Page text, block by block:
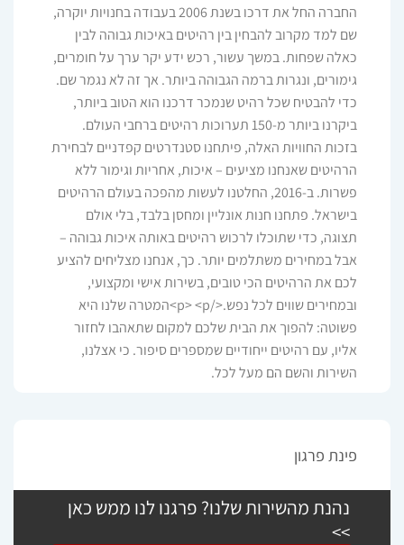
החברה החל את דרכו בשנת 2006 בעבודה בחנויות יוקרה,
שם למד מקרוב להבחין בין רהיטים באיכות גבוהה לבין
כאלה שפחות. במשך עשור, רכש ידע יקר ערך על חומרים,
גימורים, ונגרות ברמה הגבוהה ביותר. אך זה לא נגמר שם.
כדי להבטיח שכל רהיט שנמכר דרכנו הוא הטוב ביותר,
ביקרנו ביותר מ-150 תערוכות רהיטים ברחבי העולם.
בזכות החוויות האלה, פיתחנו סטנדרטים קפדניים לבחירת
הרהיטים שאנחנו מציעים – איכות, אחריות וגימור ללא
פשרות. ב-2016, החלטנו לעשות מהפכה בעולם הרהיטים
בישראל. פתחנו חנות אונליין ומחסן בלבד, בלי אולם
תצוגה, כדי שתוכלו לרכוש רהיטים באותה איכות גבוהה –
אבל במחירים משתלמים יותר. כך, אנחנו מצליחים להציע
לכם את הרהיטים הכי טובים, בשירות אישי ומקצועי,
ובמחירים שווים לכל נפש.</p> <p>המטרה שלנו היא
פשוטה: להפוך את הבית שלכם למקום שתאהבו לחזור
אליו, עם רהיטים ייחודיים שמספרים סיפור. כי אצלנו,
השירות והשם הם מעל לכל.
פינת פרגון
נהנת מהשירות שלנו? פרגנו לנו ממש כאן
>>